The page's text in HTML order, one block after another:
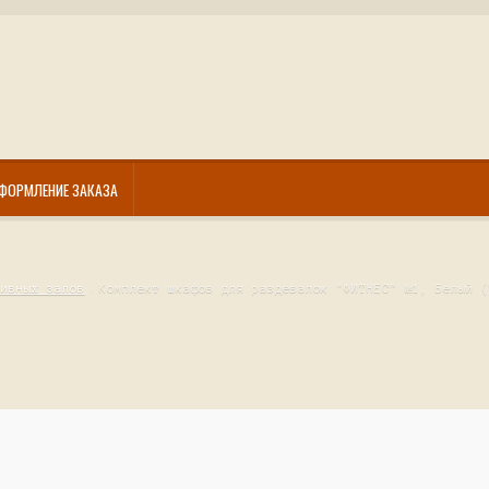
ЗАКАЗА
залов Комплект шкафов для раздевалок "ФИТНЕС" №1, Белый